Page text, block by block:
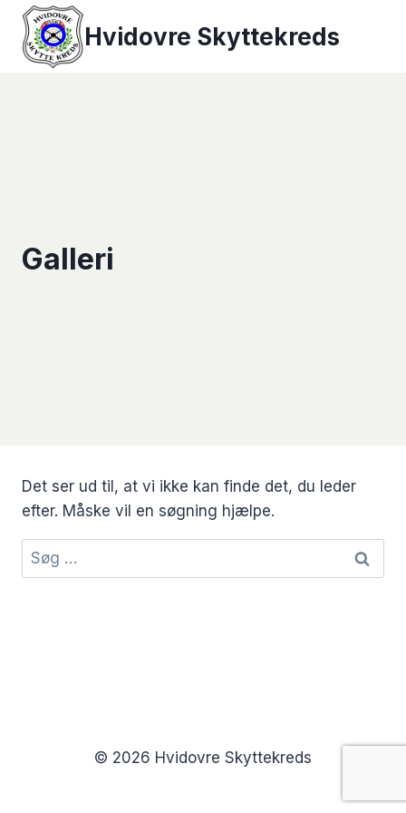
Fortsæt
indhold
Hvidovre Skyttekreds
Galleri
Det ser ud til, at vi ikke kan finde det, du leder
efter. Måske vil en søgning hjælpe.
Søg
efter:
© 2026 Hvidovre Skyttekreds